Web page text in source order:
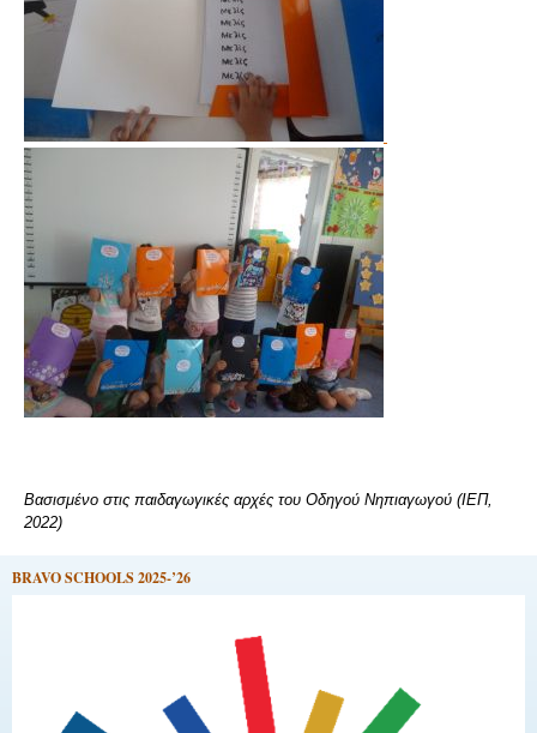
Βασισμένο στις παιδαγωγικές αρχές του Οδηγού Νηπιαγωγού (ΙΕΠ,
2022)
BRAVO SCHOOLS 2025-’26